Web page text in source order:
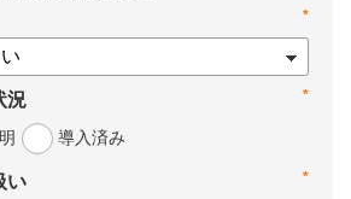
*
*
況
導入済み
*
い